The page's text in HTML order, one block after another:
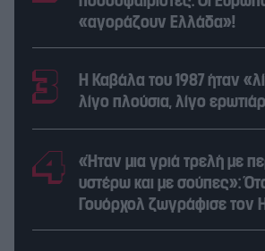
«αγοράζουν Ελλάδα»!
Η Καβάλα του 1987 ήταν
λίγο πλούσια, λίγο
«Ήταν μια γριά τρελή με
υστέρω και με σούπες»:
Γουόρχολ ζωγράφισε τον